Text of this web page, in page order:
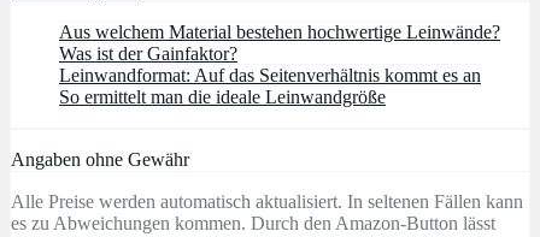
Aus welchem Material bestehen hochwertige Leinwände?
Was ist der Gainfaktor?
Leinwandformat: Auf das Seitenverhältnis kommt es an
So ermittelt man die ideale Leinwandgröße
Angaben ohne Gewähr
Alle Preise werden automatisch aktualisiert. In seltenen Fällen kann
es zu Abweichungen kommen. Durch den Amazon-Button lässt